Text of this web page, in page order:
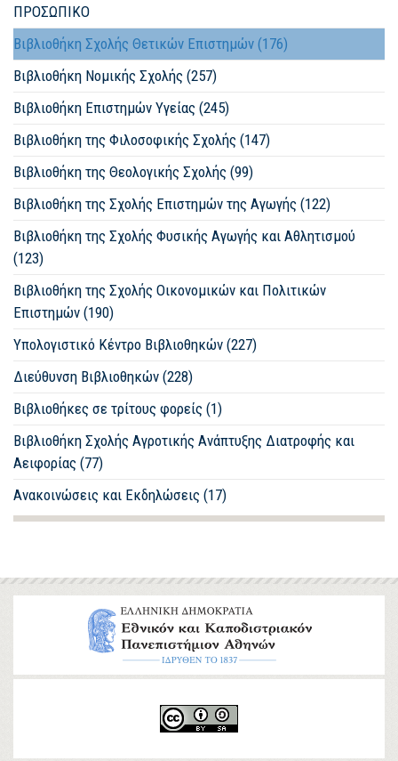
ΠΡΟΣΩΠΙΚΟ
Βιβλιοθήκη Σχολής Θετικών Επιστημών (176)
Βιβλιοθήκη Νομικής Σχολής (257)
Βιβλιοθήκη Επιστημών Υγείας (245)
Βιβλιοθήκη της Φιλοσοφικής Σχολής (147)
Βιβλιοθήκη της Θεολογικής Σχολής (99)
Βιβλιοθήκη της Σχολής Επιστημών της Αγωγής (122)
Βιβλιοθήκη της Σχολής Φυσικής Αγωγής και Αθλητισμού
(123)
Βιβλιοθήκη της Σχολής Οικονομικών και Πολιτικών
Επιστημών (190)
Υπολογιστικό Κέντρο Βιβλιοθηκών (227)
Διεύθυνση Βιβλιοθηκών (228)
Βιβλιοθήκες σε τρίτους φορείς (1)
Βιβλιοθήκη Σχολής Αγροτικής Ανάπτυξης Διατροφής και
Αειφορίας (77)
Ανακοινώσεις και Εκδηλώσεις (17)